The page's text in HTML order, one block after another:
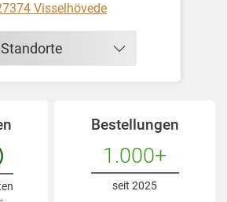
Visselhövede
Bestellungen
1.000+
seit 2025